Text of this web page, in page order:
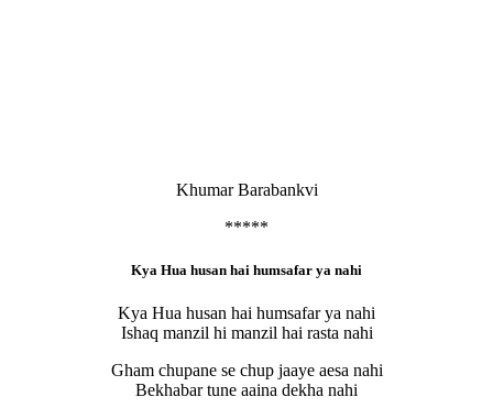
Khumar Barabankvi
*****
Kya Hua husan hai humsafar ya nahi
Kya Hua husan hai humsafar ya nahi
Ishaq manzil hi manzil hai rasta nahi
Gham chupane se chup jaaye aesa nahi
Bekhabar tune aaina dekha nahi